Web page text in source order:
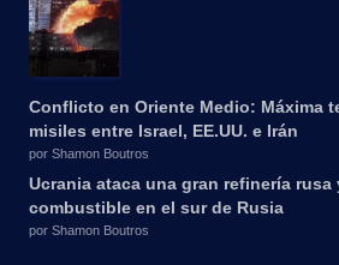
Conflicto en Oriente Medio: Máxima
misiles entre Israel, EE.UU. e Irán
por Shamon Boutros
Ucrania ataca una gran refinería
combustible en el sur de Rusia
por Shamon Boutros